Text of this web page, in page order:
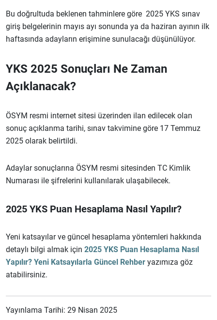
Bu doğrultuda beklenen tahminlere göre 2025 YKS sınav
giriş belgelerinin mayıs ayı sonunda ya da haziran ayının ilk
haftasında adayların erişimine sunulacağı düşünülüyor.
YKS 2025 Sonuçları Ne Zaman
Açıklanacak?
ÖSYM resmi internet sitesi üzerinden ilan edilecek olan
sonuç açıklanma tarihi, sınav takvimine göre 17 Temmuz
2025 olarak belirtildi.
Adaylar sonuçlarına ÖSYM resmi sitesinden TC Kimlik
Numarası ile şifrelerini kullanılarak ulaşabilecek.
2025 YKS Puan Hesaplama Nasıl Yapılır?
Yeni katsayılar ve güncel hesaplama yöntemleri hakkında
detaylı bilgi almak için 2025 YKS Puan Hesaplama Nasıl
Yapılır? Yeni Katsayılarla Güncel Rehber yazımıza göz
atabilirsiniz.
Yayınlama Tarihi: 29 Nisan 2025